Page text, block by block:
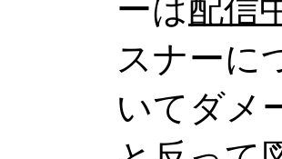
ーは配信
スナーに
いてダメ